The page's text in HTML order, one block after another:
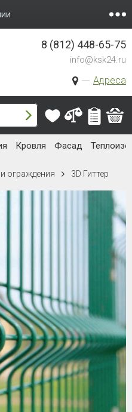
Адреса
8 (812) 448-65-75
info@ksk24.ru
Кровля Фасад
ограждения 3D Гиттер